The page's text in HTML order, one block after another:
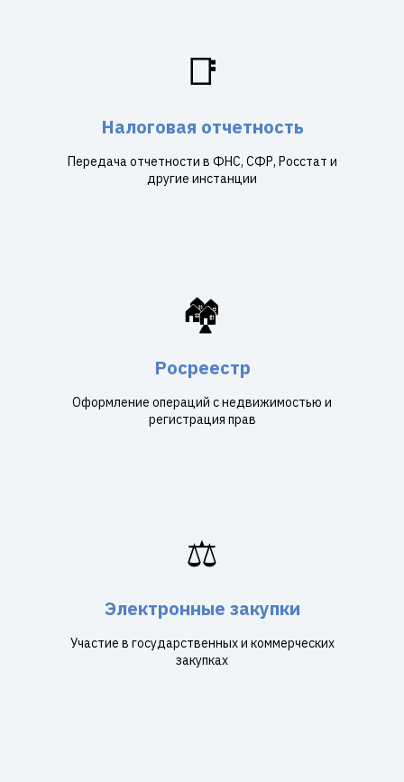
📑
Налоговая отчетность
Передача отчетности в ФНС, СФР, Росстат и
другие инстанции
🏘️
Росреестр
Оформление операций с недвижимостью и
регистрация прав
⚖️
Электронные закупки
Участие в государственных и коммерческих
закупках